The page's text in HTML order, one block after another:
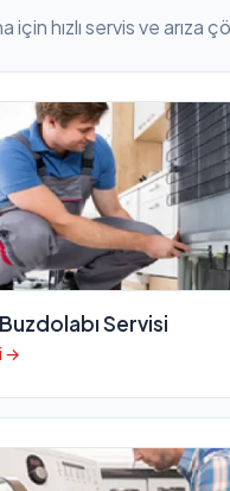
için hızlı servis ve arıza
Servisi
→